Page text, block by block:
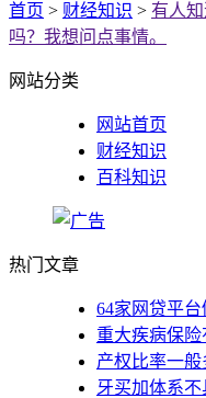
首页 > 财经知识 > 有人
吗？我想问点事情。
网站分类
网站首页
财经知识
百科知识
热门文章
64家网贷平台
重大疾病保
产权比率一
牙买加体系